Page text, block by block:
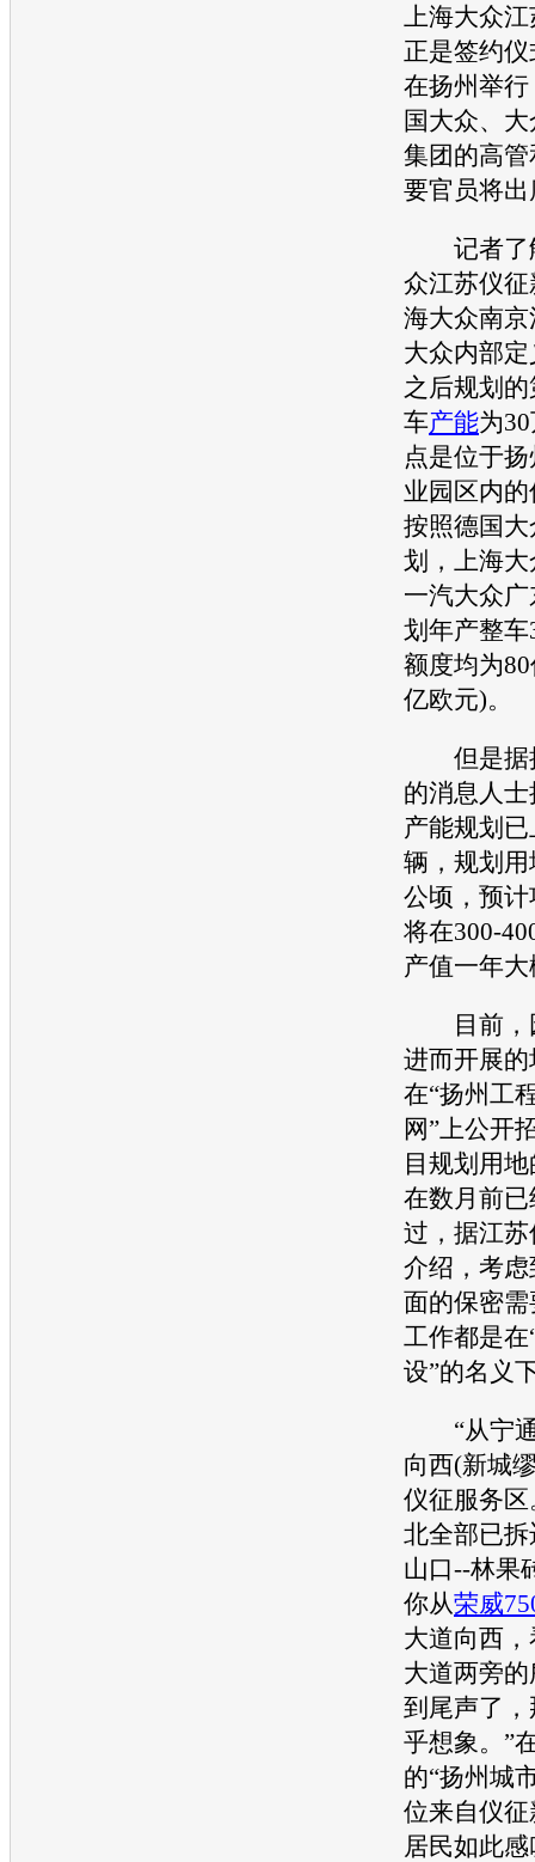
上海大众江
正是签约
在扬州举
国大众、 大
集团的高
要官员将出
记者了
众江苏仪
海大众南京
大众内部
之后规划
车产能为
点是位于
业园区内
按照德国大
划， 上海大
一汽大众
划年产整
额度均为
亿欧元)。
但是据
的消息人
产能规划已
辆，规划
公顷，预
将在300-
产值一年
目前，
进而开展
在“扬州工
网”上公开
目规划用
在数月前
过，据江
介绍，考虑
面的保密
工作都是在
设”的名义
“从宁通
向西(新城
仪征服务
北全部已
山口--林果
你从荣威
大道向西
大道两旁
到尾声了
乎想象。”
的“扬州城
位来自仪
居民如此感